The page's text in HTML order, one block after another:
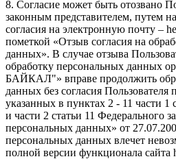
8. Согласие может быть отозвано
законным представителем, путем
согласия на электронную почту –
пометкой «Отзыв согласия на
данных». В случае отзыва
обработку персональных данных
БАЙКАЛ"» вправе продолжить
данных без согласия
указанных в пунктах 2 - 11 части 1
и части 2 статьи 11 Федерального
персональных данных» от
персональных данных влечет
полной версии функционала сайта